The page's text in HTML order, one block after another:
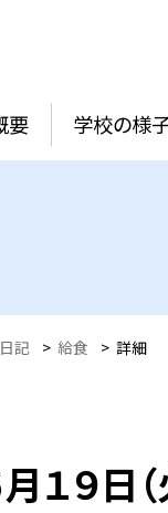
要 学校の様
記 > 給食 > 詳細
９日（